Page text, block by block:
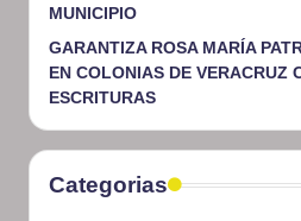
MUNICIPIO
GARANTIZA ROSA MARÍA
EN COLONIAS DE VERACRUZ
ESCRITURAS
Categorias